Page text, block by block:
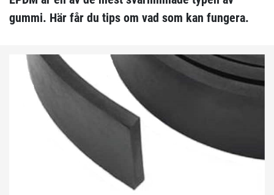
gummi. Här får du tips om vad som kan fungera.